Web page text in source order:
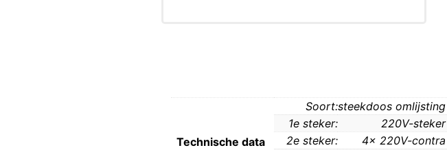
Technische data
Soort:steekdoos omlijsting
1e steker:
220V-steker
2e steker:
4x 220V-contra